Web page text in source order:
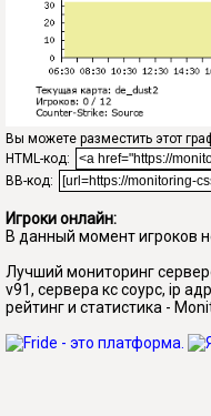
Вы можете разместить этот
HTML-код:
BB-код:
Игроки онлайн:
В данный момент игроков
Лучший мониторинг
v91, сервера кс соурс, ip
рейтинг и статистика -